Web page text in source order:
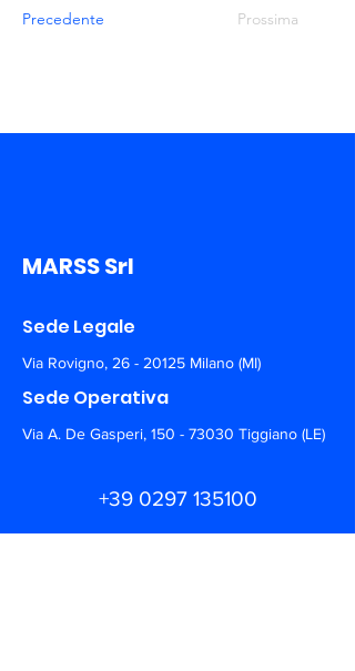
Precedente Prossima
MARSS Srl
Sede Legale
Via Rovigno, 26 - 20125 Milano (MI)
Sede Operativa
Via A. De Gasperi, 150 - 73030 Tiggiano (LE)
+39 0297 135100